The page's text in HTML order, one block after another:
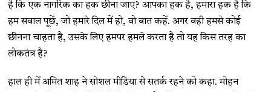
है कि एक नागरिक का हक छीना जाए? आपका हक है, हमारा हक है कि
हम सवाल पूछें, जो हमारे दिल में हो, वो बात कहें. अगर वही हमसे कोई
छीनना चाहता है, उसके लिए हमपर हमले करता है तो यह किस तरह का
लोकतंत्र है?
हाल ही में अमित शाह ने सोशल मीडिया से सतर्क रहने को कहा. मोहन